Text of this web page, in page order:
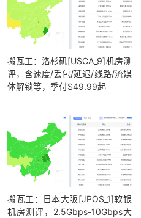
搬瓦工：洛杉矶[USCA_9]机房测
评，含速度/丢包/延迟/线路/流媒
体解锁等，季付$49.99起
搬瓦工：日本大阪[JPOS_1]软银
机房测评，2.5Gbps-10Gbps大